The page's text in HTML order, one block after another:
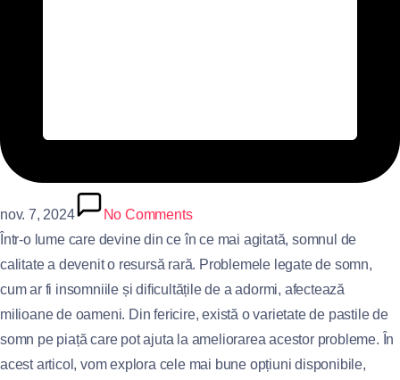
nov. 7, 2024
No Comments
Într-o lume care devine din ce în ce mai agitată, somnul de
calitate a devenit o resursă rară. Problemele legate de somn,
cum ar fi insomniile și dificultățile de a adormi, afectează
milioane de oameni. Din fericire, există o varietate de pastile de
somn pe piață care pot ajuta la ameliorarea acestor probleme. În
acest articol, vom explora cele mai bune opțiuni disponibile,